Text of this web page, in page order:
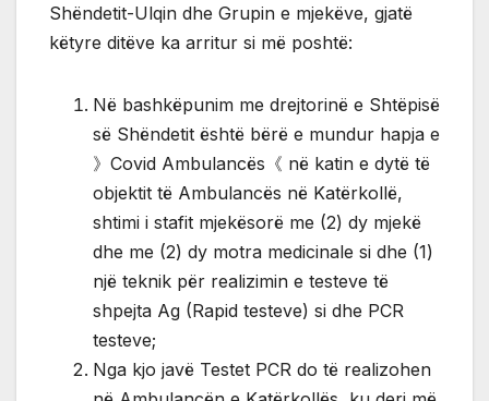
Shëndetit-Ulqin dhe Grupin e mjekëve, gjatë
këtyre ditëve ka arritur si më poshtë:
Në bashkëpunim me drejtorinë e Shtëpisë
së Shëndetit është bërë e mundur hapja e
》Covid Ambulancës《 në katin e dytë të
objektit të Ambulancës në Katërkollë,
shtimi i stafit mjekësorë me (2) dy mjekë
dhe me (2) dy motra medicinale si dhe (1)
një teknik për realizimin e testeve të
shpejta Ag (Rapid testeve) si dhe PCR
testeve;
Nga kjo javë Testet PCR do të realizohen